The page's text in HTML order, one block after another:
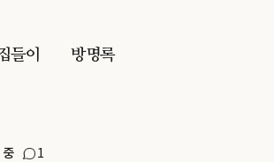
들이 방명록
중 1